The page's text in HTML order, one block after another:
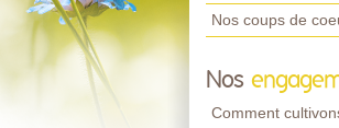
Nos coups de
Nos
Comment